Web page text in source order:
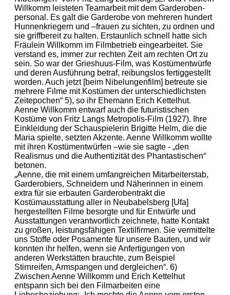
Willkomm leisteten Teamarbeit mit dem Garderoben-
personal. Es galt die Garderobe von mehreren hundert
Hunnenkriegern und –frauen zu sichten, zu ordnen und
sie griffbereit zu halten. Erstaunlich schnell hatte sich
Fräulein Willkomm im Filmbetrieb eingearbeitet. Sie
verstand es, immer zur rechten Zeit am rechten Ort zu
sein. So war der Grieshuus-Film, was Kostümentwürfe
und deren Ausführung betraf, reibungslos fertiggestellt
worden. Auch jetzt [beim Nibelungenfilm] betreute sie
mehrere Filme mit Kostümen der unterschiedlichsten
Zeitepochen“ 5), so ihr Ehemann Erich Kettelhut.
Aenne Willkomm entwarf auch die futuristischen
Kostüme von Fritz Langs Metropolis-Film (1927). Ihre
Einkleidung der Schauspielerin Brigitte Helm, die die
Maria spielte, setzten Akzente. Aenne Willkomm wollte
mit ihren Kostümentwürfen –wie sie sagte - „den
Realismus und die Authentizität des Phantastischen“
betonen.
„Aenne, die mit einem umfangreichen Mitarbeiterstab,
Garderobiers, Schneidern und Näherinnen in einem
extra für sie erbauten Garderobentrakt die
Kostümausstattung aller in Neubabelsberg [Ufa]
hergestellten Filme besorgte und für Entwürfe und
Ausstattungen verantwortlich zeichnete, hatte Kontakt
zu großen, leistungsfähigen Textilfirmen. Sie vermittelte
uns Stoffe oder Posamente für unsere Bauten, und wir
konnten ihr helfen, wenn sie Anfertigungen von
anderen Werkstätten brauchte, zum Beispiel
Stirnreifen, Armspangen und dergleichen“. 6)
Zwischen Aenne Willkomm und Erich Kettelhut
entspann sich bei den Filmarbeiten eine